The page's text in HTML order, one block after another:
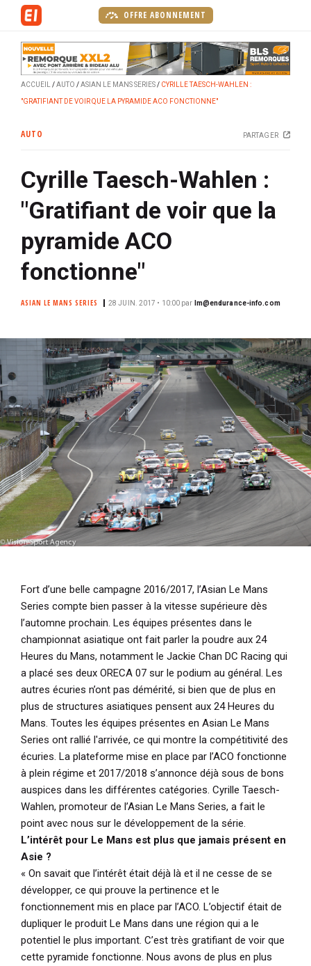
a
l
OFFRE ABONNEMENT
ACCUEIL AUTO ASIAN LE MANS SERIES CYRILLE TAESCH-WAHLEN :
"GRATIFIANT DE VOIR QUE LA PYRAMIDE ACO FONCTIONNE"
AUTO PARTAGER
Cyrille Taesch-Wahlen :
"Gratifiant de voir que la
pyramide ACO
fonctionne"
ASIAN LE MANS SERIES 28 JUIN. 2017 • 10:00 par lm@endurance-info.com
Fort d’une belle campagne 2016/2017, l’Asian Le Mans
Series compte bien passer à la vitesse supérieure dès
l’automne prochain. Les équipes présentes dans le
championnat asiatique ont fait parler la poudre aux 24
Heures du Mans, notamment le Jackie Chan DC Racing qui
a placé ses deux ORECA 07 sur le podium au général. Les
autres écuries n’ont pas démérité, si bien que de plus en
plus de structures asiatiques pensent aux 24 Heures du
Mans. Toutes les équipes présentes en Asian Le Mans
Series ont rallié l'arrivée, ce qui montre la compétitivité des
écuries. La plateforme mise en place par l’ACO fonctionne
à plein régime et 2017/2018 s’annonce déjà sous de bons
auspices dans les différentes catégories. Cyrille Taesch-
Wahlen, promoteur de l’Asian Le Mans Series, a fait le
point avec nous sur le développement de la série.
L’intérêt pour Le Mans est plus que jamais présent en
Asie ?
« On savait que l’intérêt était déjà là et il ne cesse de se
développer, ce qui prouve la pertinence et le
fonctionnement mis en place par l’ACO. L’objectif était de
dupliquer le produit Le Mans dans une région qui a le
potentiel le plus important. C’est très gratifiant de voir que
cette pyramide fonctionne. Nous avons de plus en plus